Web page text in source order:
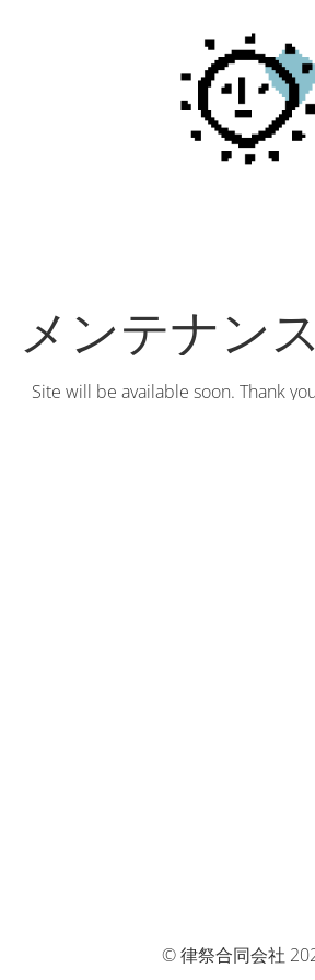
メンテナン
Site will be available soon. Thank
© 律祭合同会社